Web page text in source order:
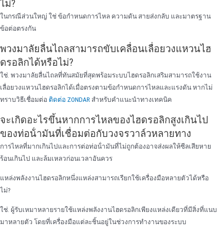
ไม่?
ในกรณีส่วนใหญ่ ใช่ ข้อกําหนดการไหล ความดัน สายส่งกลับ และมาตรฐาน
ข้อต่อตรงกัน
พวงมาลัยลื่นไถลสามารถขับเคลื่อนเลื่อยวงแหวนไฮ
ดรอลิกได้หรือไม่?
ใช่. พวงมาลัยลื่นไถลที่ทันสมัยที่สุดพร้อมระบบไฮดรอลิกเสริมสามารถใช้งาน
เลื่อยวงแหวนไฮดรอลิกได้เมื่อตรงตามข้อกําหนดการไหลและแรงดัน หากไม่
ทราบวิธีเชื่อมต่อ ติดต่อ ZONDAR สําหรับคําแนะนําทางเทคนิค
จะเกิดอะไรขึ้นหากการไหลของไฮดรอลิกสูงเกินไป
ของท่อน้ํามันที่เชื่อมต่อกับวงจรวาล์วหลายทาง
การไหลที่มากเกินไปและการต่อท่อน้ํามันที่ไม่ถูกต้องอาจส่งผลให้ซีลเสียหาย
ร้อนเกินไป และล้มเหลวก่อนเวลาอันควร
แหล่งพลังงานไฮดรอลิกหนึ่งแหล่งสามารถเรียกใช้เครื่องมือหลายตัวได้หรือ
ไม่?
ใช่. ผู้รับเหมาหลายรายใช้แหล่งพลังงานไฮดรอลิกเพียงแหล่งเดียวที่มีสิ่งที่แนบ
มาหลายตัว โดยที่เครื่องมือแต่ละชิ้นอยู่ในช่วงการทํางานของระบบ